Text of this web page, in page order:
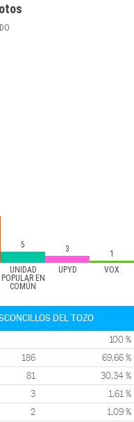
UNIDAD
POPULAR EN
COMÚN
UPYD VOX
5 3 1
DEL TOZO
100 %
186 69,66 %
81 30,34 %
3 1,61 %
2 1,09 %